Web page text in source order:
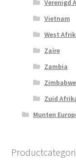
Verenigd
Vietnam
West
Zaïre
Zambia
Zimbabwe
Zuid
Munten